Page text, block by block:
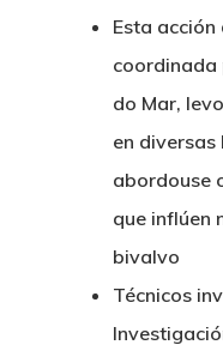
Esta acción
coordinada
do Mar,
en
abordouse
que inflúen
bivalvo
Técnicos